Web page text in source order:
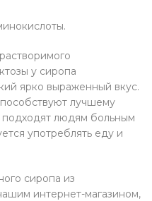
у сиропа
ярко выраженный вкус.
лучшему
людям больным
употреблять еду и
сиропа из
интернет-магазином,